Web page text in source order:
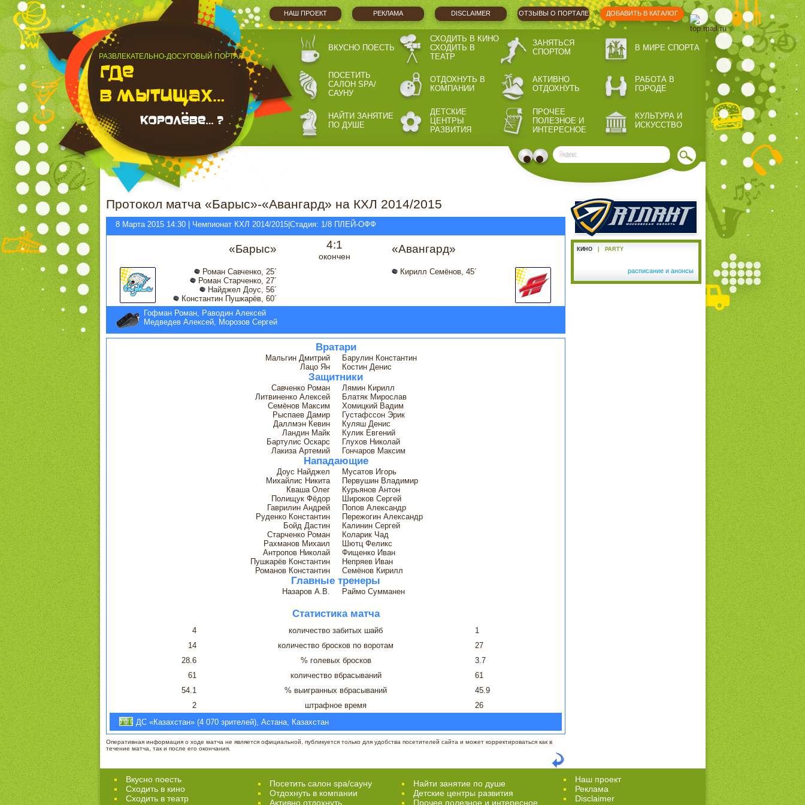
НАШ ПРОЕКТ РЕКЛАМА DISCLAIMER ОТЗЫВЫ О ПОРТАЛЕ ДОБАВИТЬ В КАТАЛОГ
РАЗВЛЕКАТЕЛЬНО-ДОСУГОВЫЙ ПОРТАЛ
ВКУСНО ПОЕСТЬ
СХОДИТЬ В КИНО
СХОДИТЬ В
ТЕАТР
ЗАНЯТЬСЯ
СПОРТОМ
В МИРЕ СПОРТА
ПОСЕТИТЬ
САЛОН SPA/
САУНУ
ОТДОХНУТЬ В
КОМПАНИИ
АКТИВНО
ОТДОХНУТЬ
РАБОТА В
ГОРОДЕ
НАЙТИ ЗАНЯТИЕ
ПО ДУШЕ
ДЕТСКИЕ
ЦЕНТРЫ
РАЗВИТИЯ
ПРОЧЕЕ
ПОЛЕЗНОЕ И
ИНТЕРЕСНОЕ
КУЛЬТУРА И
ИСКУССТВО
Протокол матча «Барыс»-«Авангард» на КХЛ 2014/2015
8 Марта 2015 14:30 | Чемпионат КХЛ 2014/2015|Стадия: 1/8 ПЛЕЙ-ОФФ
«Барыс» 4:1
окончен
«Авангард»
Роман Савченко, 25´
Роман Старченко, 27´
Найджел Доус, 56´
Константин Пушкарёв, 60´
Кирилл Семёнов, 45´
Гофман Роман, Раводин Алексей
Медведев Алексей, Морозов Сергей
Вратари
Мальгин Дмитрий
Барулин Константин
Лацо Ян
Костин Денис
Защитники
Савченко Роман
Лямин Кирилл
Литвиненко Алексей
Блатяк Мирослав
Семёнов Максим
Хомицкий Вадим
Рыспаев Дамир
Густафссон Эрик
Даллмэн Кевин
Куляш Денис
Ландин Майк
Кулик Евгений
Бартулис Оскарс
Глухов Николай
Лакиза Артемий
Гончаров Максим
Нападающие
Доус Найджел
Мусатов Игорь
Михайлис Никита
Первушин Владимир
Кваша Олег
Курьянов Антон
Полищук Фёдор
Широков Сергей
Гаврилин Андрей
Попов Александр
Руденко Константин
Пережогин Александр
Бойд Дастин
Калинин Сергей
Старченко Роман
Коларик Чад
Рахманов Михаил
Шютц Феликс
Антропов Николай
Фищенко Иван
Пушкарёв Константин
Непряев Иван
Романов Константин
Семёнов Кирилл
Главные тренеры
Назаров А.В. Раймо Сумманен
Статистика матча
4 количество забитых шайб
1
14
количество бросков по воротам
27
28.6
% голевых бросков
3.7
61
количество вбрасываний
61
54.1
% выигранных вбрасываний
45.9
2
штрафное время
26
ДС «Казахстан» (4 070 зрителей), Астана, Казахстан
Оперативная информация о ходе матча не является официальной, публикуется только для удобства посетителей сайта и может корректироваться как в
течение матча, так и после его окончания.
КИНО PARTY
расписание и анонсы
Вкусно поесть
Сходить в кино
Cходить в театр
Посетить салон spa/сауну
Отдохнуть в компании
Активно отдохнуть
Найти занятие по душе
Детские центры развития
Прочее полезное и интересное
Наш проект
Реклама
Disclaimer